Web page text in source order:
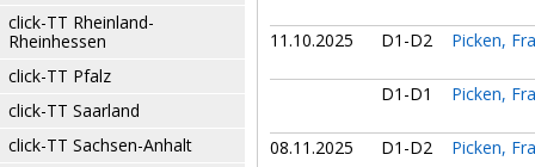
click-TT Rheinland-
Rheinhessen
click-TT Pfalz
click-TT Saarland
click-TT Sachsen-Anhalt
11.10.2025 D1-D2 Picken,
D1-D1 Picken,
08.11.2025 D1-D2 Picken,